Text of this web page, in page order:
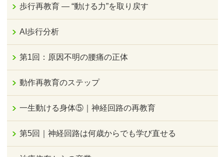
歩行再教育 ― “動ける力”を取り戻す
AI歩行分析
第1回：原因不明の腰痛の正体
動作再教育のステップ
一生動ける身体⑤｜神経回路の再教育
第5回｜神経回路は何歳からでも学び直せる